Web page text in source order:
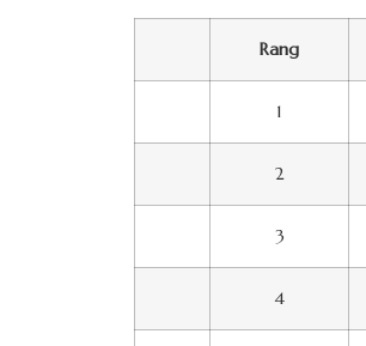
Rang
1
2
3
4